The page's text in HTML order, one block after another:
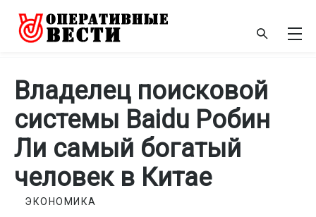
Владелец поисковой
системы Baidu Робин
Ли самый богатый
человек в Китае
ЭКОНОМИКА